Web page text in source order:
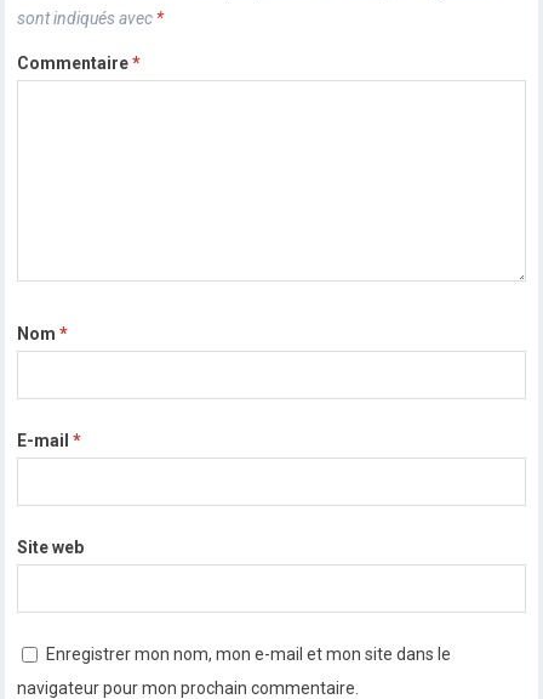
sont indiqués avec *
Commentaire*
Nom*
E-mail*
Site web
Enregistrer mon nom, mon e-mail et mon site dans le
navigateur pour mon prochain commentaire.